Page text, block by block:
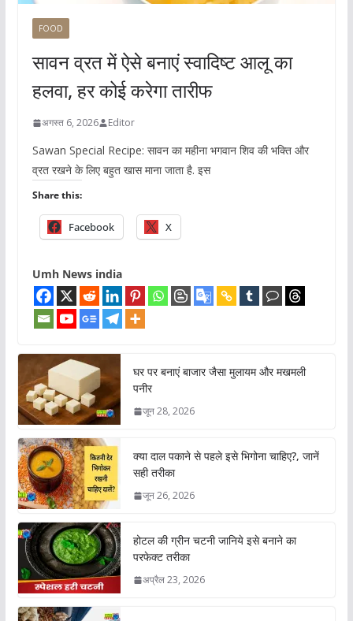
FOOD
सावन व्रत में ऐसे बनाएं स्वादिष्ट आलू का
हलवा, हर कोई करेगा तारीफ
अगस्त 6, 2026 Editor
Sawan Special Recipe: सावन का महीना भगवान शिव की भक्ति और
व्रत रखने के लिए बहुत खास माना जाता है. इस
Share this:
Facebook X
Umh News india
घर पर बनाएं बाजार जैसा मुलायम और मखमली
पनीर
जून 28, 2026
क्या दाल पकाने से पहले इसे भिगोना चाहिए?, जानें
सही तरीका
जून 26, 2026
होटल की ग्रीन चटनी जानिये इसे बनाने का
परफेक्ट तरीका
अप्रैल 23, 2026